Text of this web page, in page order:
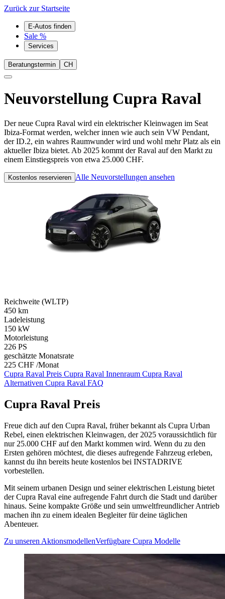
Zurück zur Startseite
E-Autos finden
Sale %
Services
Beratungstermin CH
Neuvorstellung Cupra Raval
Der neue Cupra Raval wird ein elektrischer Kleinwagen im Seat
Ibiza-Format werden, welcher innen wie auch sein VW Pendant,
der ID.2, ein wahres Raumwunder wird und wohl mehr Platz als ein
aktueller Ibiza bietet. Ab 2025 kommt der Raval auf den Markt zu
einem Einstiegspreis von etwa 25.000 CHF.
Kostenlos reservieren Alle Neuvorstellungen ansehen
Reichweite (WLTP)
450 km
Ladeleistung
150 kW
Motorleistung
226 PS
geschätzte Monatsrate
225 CHF /Monat
Cupra Raval Preis Cupra Raval Innenraum Cupra Raval
Alternativen Cupra Raval FAQ
Cupra Raval Preis
Freue dich auf den Cupra Raval, früher bekannt als Cupra Urban
Rebel, einen elektrischen Kleinwagen, der 2025 voraussichtlich für
nur 25.000 CHF auf den Markt kommen wird. Wenn du zu den
Ersten gehören möchtest, die dieses aufregende Fahrzeug erleben,
kannst du ihn bereits heute kostenlos bei INSTADRIVE
vorbestellen.
Mit seinem urbanen Design und seiner elektrischen Leistung bietet
der Cupra Raval eine aufregende Fahrt durch die Stadt und darüber
hinaus. Seine kompakte Größe und sein umweltfreundlicher Antrieb
machen ihn zu einem idealen Begleiter für deine täglichen
Abenteuer.
Zu unseren AktionsmodellenVerfügbare Cupra Modelle